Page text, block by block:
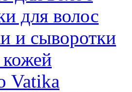
для волос
и сыворотки
Vatika